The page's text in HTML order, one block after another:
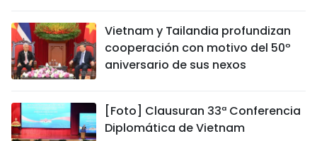
Vietnam y Tailandia profundizan
cooperación con motivo del 50º
aniversario de sus nexos
[Foto] Clausuran 33ª Conferencia
Diplomática de Vietnam